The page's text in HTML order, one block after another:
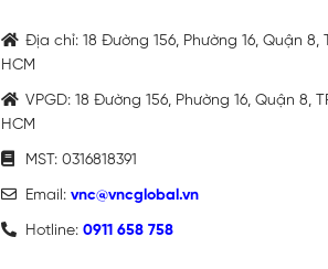
Địa chỉ: 18 Đường 156, Phường 16, Quận 8,
HCM
VPGD: 18 Đường 156, Phường 16, Quận 8,
HCM
MST: 0316818391
Email: vnc@vncglobal.vn
Hotline: 0911 658 758